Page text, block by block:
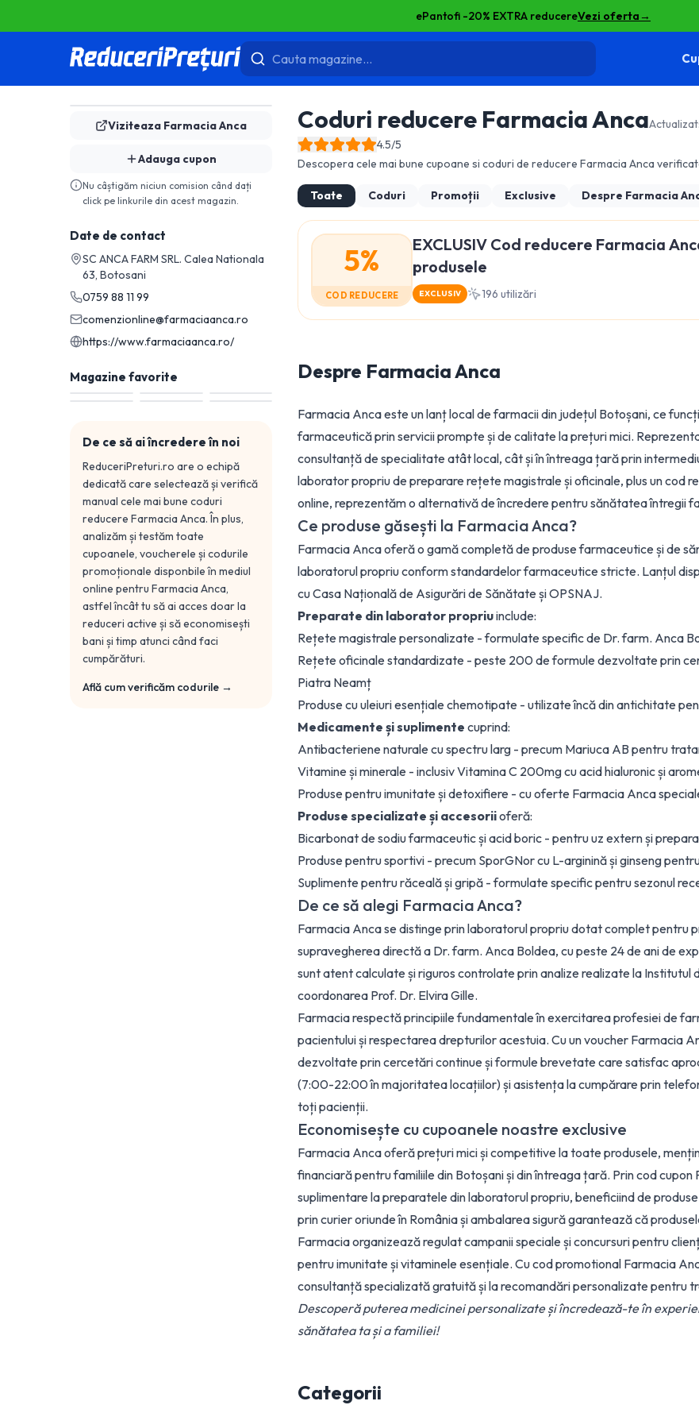
ePantofi -20% EXTRA reducereVezi oferta→
Viziteaza Farmacia Anca
Adauga cupon
Nu câștigăm niciun comision când dați
click pe linkurile din acest magazin.
Date de contact
SC ANCA FARM SRL. Calea Nationala
63, Botosani
0759 88 11 99
comenzionline@farmaciaanca.ro
https://www.farmaciaanca.ro/
Magazine favorite
De ce să ai încredere în noi
ReduceriPreturi.ro are o echipă
dedicată care selectează și verifică
manual cele mai bune coduri
reducere Farmacia Anca. În plus,
analizăm și testăm toate
cupoanele, voucherele și codurile
promoționale disponbile în mediul
online pentru Farmacia Anca,
astfel încât tu să ai acces doar la
reduceri active și să economisești
bani și timp atunci când faci
cumpărături.
Află cum verificăm codurile →
Coduri reducere Farmacia AncaActualizat:
4.5/5
Descopera cele mai bune cupoane si coduri de reducereFarmacia Anca
Toate Coduri Promoții Exclusive Despre Farmacia
5%
COD REDUCERE
EXCLUSIV Cod reducere Farmacia
produsele
EXCLUSIV 196 utilizări
Despre Farmacia Anca
Farmacia Anca este un lanț local de farmacii din județul Botoșani, ce
farmaceutică prin servicii prompte și de calitate la prețuri mici.
consultanță de specialitate atât local, cât și în întreaga țară prin
laborator propriu de preparare rețete magistrale și oficinale, plus un cod
online, reprezentăm o alternativă de încredere pentru sănătatea întregii
Ce produse găsești la Farmacia Anca?
Farmacia Anca oferă o gamă completă de produse farmaceutice și de
laboratorul propriu conform standardelor farmaceutice stricte. Lanțul
cu Casa Națională de Asigurări de Sănătate și OPSNAJ.
Preparate din laborator propriuinclude:
Rețete magistrale personalizate - formulate specific de Dr. farm. Anca
Rețete oficinale standardizate - peste 200 de formule dezvoltate prin
Piatra Neamț
Produse cu uleiuri esențiale chemotipate - utilizate încă din antichitate
Medicamente și suplimente cuprind:
Antibacteriene naturale cu spectru larg - precum Mariuca AB pentru
Vitamine și minerale - inclusiv Vitamina C 200mg cu acid hialuronic și
Produse pentru imunitate și detoxifiere - cu oferte Farmacia Anca
Produse specializate și accesoriioferă:
Bicarbonat de sodiu farmaceutic și acid boric - pentru uz extern și
Produse pentru sportivi - precum SporGNor cu L-arginină și ginseng
Suplimente pentru răceală și gripă - formulate specific pentru sezonul
De ce să alegi Farmacia Anca?
Farmacia Anca se distinge prin laboratorul propriu dotat complet pentru
supravegherea directă a Dr. farm. Anca Boldea, cu peste 24 de ani de
sunt atent calculate și riguros controlate prin analize realizate la Institutul
coordonarea Prof. Dr. Elvira Gille.
Farmacia respectă principiile fundamentale în exercitarea profesiei de
pacientului și respectarea drepturilor acestuia. Cu un voucher Farmacia
dezvoltate prin cercetări continue și formule brevetate care satisfac
(7:00-22:00 în majoritatea locațiilor) și asistența la cumpărare prin
toți pacienții.
Economisește cu cupoanele noastre exclusive
Farmacia Anca oferă prețuri mici și competitive la toate produsele,
financiară pentru familiile din Botoșani și din întreaga țară. Prin cod
suplimentare la preparatele din laboratorul propriu, beneficiind de
prin curier oriunde în România și ambalarea sigură garantează că
Farmacia organizează regulat campanii speciale și concursuri pentru
pentru imunitate și vitaminele esențiale. Cu cod promotional Farmacia
consultanță specializată gratuită și la recomandări personalizate pentru
Descoperă puterea medicinei personalizate și încredează-te în
sănătatea ta și a familiei!
Categorii